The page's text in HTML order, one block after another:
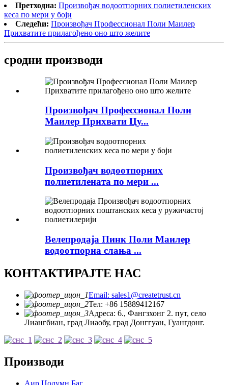
Претходна: Произвођач водоотпорних полиетиленских
кеса по мери у боји
Следећи: Произвођач Профессионал Поли Маилер
Прихватите прилагођено оно што желите
сродни производи
Произвођач Профессионал Поли
Маилер Прихвати Цу...
Произвођач водоотпорних
полиетилената по мери ...
Велепродаја Пинк Поли Маилер
водоотпорна слања ...
КОНТАКТИРАЈТЕ НАС
Email: sales1@createtrust.cn
Тел: +86 15889412167
Адреса: 6., Фангзхонг 2. пут, село
Лиангбиан, град Лиаобу, град Донггуан, Гуангдонг.
Производи
Аир Цолумн Баг